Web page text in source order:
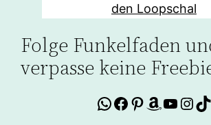
den Loopschal
Folge Funkelfaden
verpasse keine
WhatsApp
Facebook
Pinterest
Amazon